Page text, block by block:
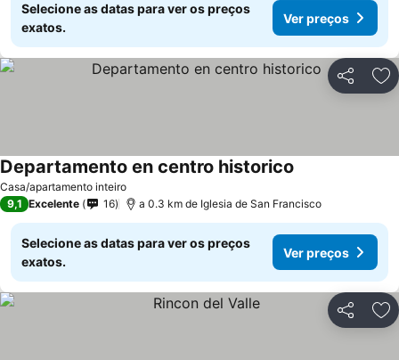
Selecione as datas para ver os preços
exatos.
Ver preços
Partilhar
Casa/apartamento inteiro
Departamento en centro historico
9,1 Excelente 16 a 0.3 km de Iglesia de San Francisco
Selecione as datas para ver os preços
exatos.
Ver preços
Partilhar